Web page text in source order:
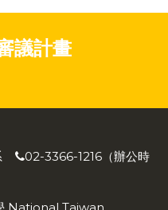
議計畫
02-3366-1216（辦公時